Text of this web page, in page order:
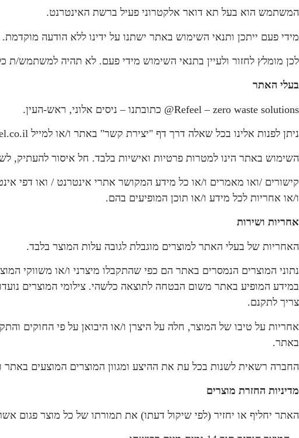
המשתמש הוא בעל תא דואר אלקטרוני פעיל ברשת האינטרנט.
מידי פעם ייתכן ותנאי השימוש באתר ישתנו על ידינו ללא הודעה
לכן מומלץ לחזור ולעיין בתנאי השימוש מידי פעם. לא תהיה למשתמש/ת
בעלי האתר
Refeel – zero waste solutions@ כתובתנו – ניסים אלוני, ראש-העין.
ניתן לפנות אלינו בכל שאלה דרך דף "יצירת קשר" באתר ו/או למייל info@refeel.co.il.
השימוש באתר הינו למטרות פרטיות ואישיות בלבד. חל איסור להעתיק,
קישורים /ואו מאמרים ו/או כל מידע המקושר אתרי אינטרנט / ואו דפי
ו/או אחריות לכל מידע ו/או תוכן המופיעים בהם.
אחריות ושירות
האחריות של בעלי האתר למוצרים מוגבלת לגובה עלות המוצר בלבד.
נתוני המוצרים הנמסרים באתר הם כפי שהתקבלו מיצרני ו/או משווקי
במידע המופיע באתר משום הבטחה לתוצאה כלשהי. צילומי המוצרים
צריך לתקנם.
אחריות על טיבו של המוצר, חלה על היצרן ו/או היבואן על פי החוקים
באתר.
החברה רשאית לשנות בכל עת את ההיצע ומגוון המוצרים המוצעים באתר
מדיניות החזרת מוצרים
האתר יחליף או יחזיר (לפי שיקול דעתו) את תמורתו של כל מוצר פגום